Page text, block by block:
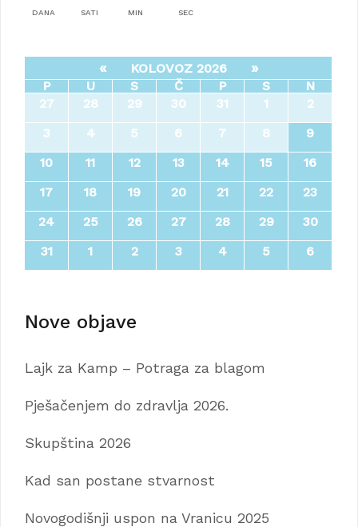
DANA SATI MIN SEC
« KOLOVOZ 2026 »
P U S Č P S
N
27
28 29 30 31 1
2
3
4 5 6 7 8
9
10
11 12 13 14 15
16
17
18 19 20 21 22
23
24
25 26 27 28 29
30
31
1 2 3 4 5 6
Nove objave
Lajk za Kamp – Potraga za blagom
Pješačenjem do zdravlja 2026.
Skupština 2026
Kad san postane stvarnost
Novogodišnji uspon na Vranicu 2025